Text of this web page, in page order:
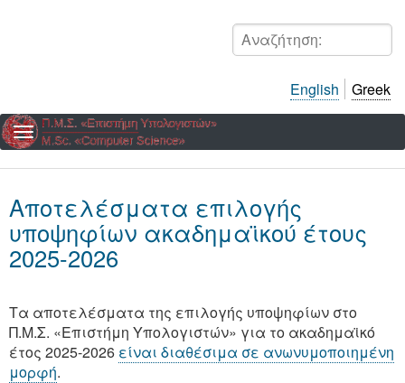
Αναζήτηση:
English Greek
Αποτελέσματα επιλογής
υποψηφίων ακαδημαϊκού έτους
2025-2026
Τα αποτελέσματα της επιλογής υποψηφίων στο
Π.Μ.Σ. «Επιστήμη Υπολογιστών» για το ακαδημαϊκό
έτος 2025-2026 είναι διαθέσιμα σε ανωνυμοποιημένη
μορφή.